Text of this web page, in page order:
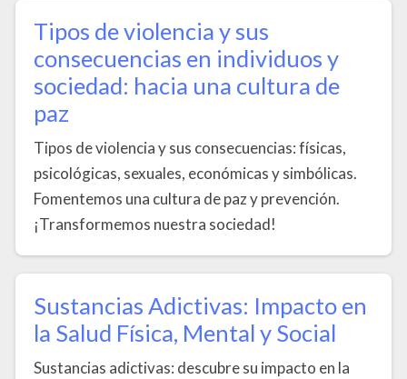
Tipos de violencia y sus
consecuencias en individuos y
sociedad: hacia una cultura de
paz
Tipos de violencia y sus consecuencias: físicas,
psicológicas, sexuales, económicas y simbólicas.
Fomentemos una cultura de paz y prevención.
¡Transformemos nuestra sociedad!
Sustancias Adictivas: Impacto en
la Salud Física, Mental y Social
Sustancias adictivas: descubre su impacto en la